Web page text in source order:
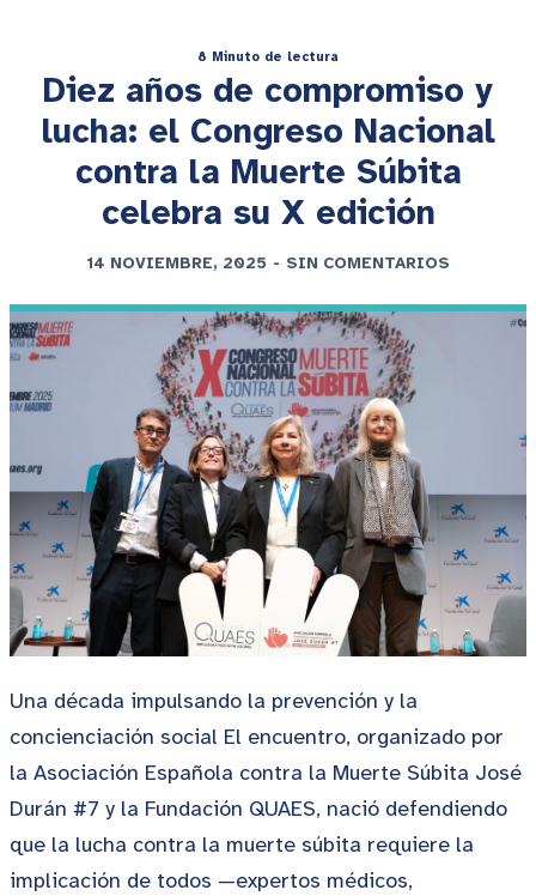
8 Minuto de lectura
Diez años de compromiso y
lucha: el Congreso Nacional
contra la Muerte Súbita
celebra su X edición
14 NOVIEMBRE, 2025 - SIN COMENTARIOS
Una década impulsando la prevención y la
concienciación social El encuentro, organizado por
la Asociación Española contra la Muerte Súbita José
Durán #7 y la Fundación QUAES, nació defendiendo
que la lucha contra la muerte súbita requiere la
implicación de todos —expertos médicos,